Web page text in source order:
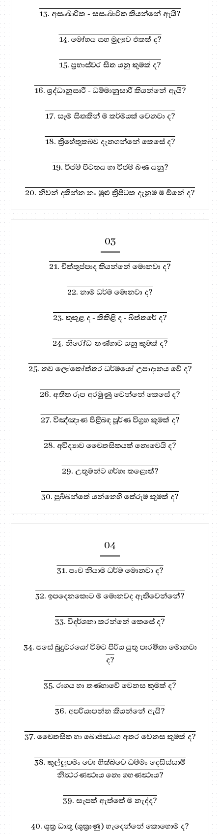
13. අසංඛාරික - සසංඛාරික කියන්නේ ඇයි?
14. මෝහය සහ මුලාව එකක් ද?
15. ප්‍රභාස්වර සිත යනු කුමක් ද?
16. ශ්‍රද්ධානුසාරී - ධම්මානුසාරී කියන්නේ ඇයි?
17. සෑම සිතකින් ම කර්මයක් වෙනවා ද?
18. ත්‍රිහේතුකබව දැනගන්නේ කෙසේ ද?
19. විජම් පිටකය හා විජම් බණ යනු?
20. නිවන් දකින්න නං මුළු ත්‍රිපිටක දැනුම ම ඕනේ ද?
03
21. චිත්තුප්පාද කියන්නේ මොනවා ද?
22. නාම ධර්ම මොනවා ද?
23. කුකුළ ද - කිකිළි ද - බිත්තරේ ද?
24. නිරෝධ-තණ්හාව යනු කුමක් ද?
25. නව ලෝකෝත්තර ධර්මයෝ උපාදානය වේ ද?
26. අතීත රූප අරමුණු වෙන්නේ කෙසේ ද?
27. විඤ්ඤාණ පිළිබඳ පූර්ණ විග්‍රහ කුමක් ද?
28. අවිද්‍යාව චෛතසිකයක් නොවෙයි ද?
29. උතුමන්ට ගර්හා කළොත්?
30. පුබ්බන්තේ යන්නෙහි තේරුම කුමක් ද?
04
31. පංච නියාම ධර්ම මොනවා ද?
32. ඉපදෙනකොට ම මොනවද ඇතිවෙන්නේ?
33. විදර්ශනා කරන්නේ කෙසේ ද?
34. පසේ බුදුවරයෝ වීමට පිරිය යුතු පාරමිතා මොනවා
ද?
35. රාගය හා තණ්හාවේ වෙනස කුමක් ද?
36. අපරියාපන්න කියන්නේ ඇයි?
37. චෛතසික හා බොජ්ඣංග අතර වෙනස කුමක් ද?
38. කුල්ලූපමං වො භික්‍ඛවෙ ධම්මං දෙසිස්සාමි
නිත්‍ථරණත්‍ථාය නො ගහණත්‍ථාය?
39. සැපක් ඇත්තේ ම නැද්ද?
40. ශුක්‍ර ධාතු (ශුක්‍රාණු) හැදෙන්නේ කොහොම ද?